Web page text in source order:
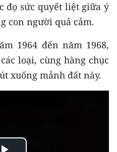
đọ sức quyết liệt giữa ý
con người quả cảm.
1964 đến năm 1968,
loại, cùng hàng chục
xuống mảnh đất này.